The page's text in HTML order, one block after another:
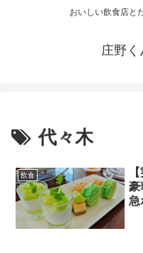
おいしい飲食店と
庄野
代々木
飲食
豪
急